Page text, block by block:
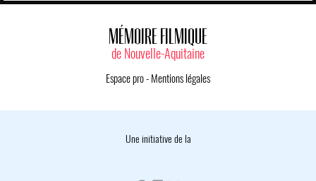
MÉMOIRE FILMIQUE
de Nouvelle-Aquitaine
Espace pro- Mentions légales
Une initiative de la